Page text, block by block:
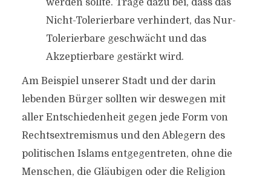
werden sollte. Trage dazu bei, dass das
Nicht-Tolerierbare verhindert, das Nur-
Tolerierbare geschwächt und das
Akzeptierbare gestärkt wird.
Am Beispiel unserer Stadt und der darin
lebenden Bürger sollten wir deswegen mit
aller Entschiedenheit gegen jede Form von
Rechtsextremismus und den Ablegern des
politischen Islams entgegentreten, ohne die
Menschen, die Gläubigen oder die Religion